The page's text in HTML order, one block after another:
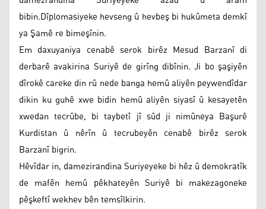
bibin.Dîplomasiyeke hevseng û hevbeş bi hukûmeta demkî
ya Şamê re bimeşînin.
Em daxuyaniya cenabê serok birêz Mesud Barzanî di
derbarê avakirina Suriyê de girîng dibînin. Ji bo şaşiyên
dîrokê careke din rû nede banga hemû aliyên peywendîdar
dikin ku guhê xwe bidin hemû aliyên siyasî û kesayetên
xwedan tecrûbe, bi taybetî jî sûd ji nimûneya Başurê
Kurdistan û nêrîn û tecrubeyên cenabê birêz serok
Barzanî bigrin.
Hêvîdar in, damezirandina Suriyeyeke bi hêz û demokratîk
de mafên hemû pêkhateyên Suriyê bi makezagoneke
pêşkeftî wekhev bên temsîlkirin.